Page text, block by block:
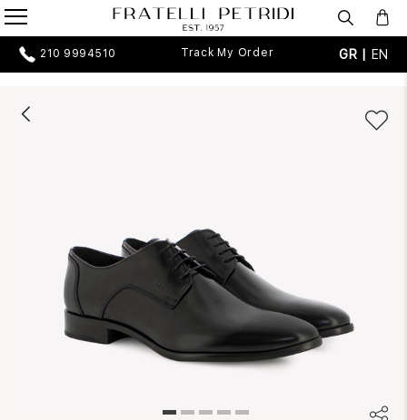
210 9994510 Track My Order GR | EN